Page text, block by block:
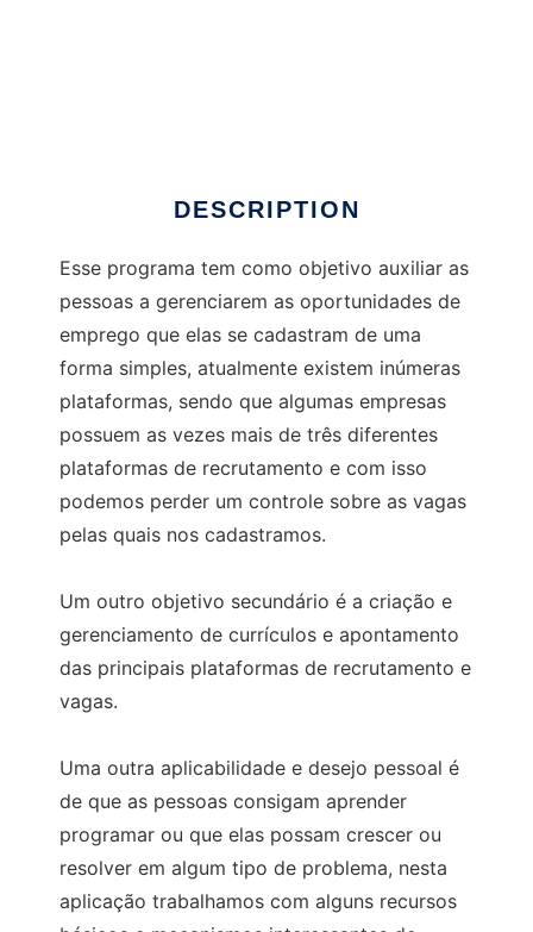
DESCRIPTION
Esse programa tem como objetivo auxiliar as
pessoas a gerenciarem as oportunidades de
emprego que elas se cadastram de uma
forma simples, atualmente existem inúmeras
plataformas, sendo que algumas empresas
possuem as vezes mais de três diferentes
plataformas de recrutamento e com isso
podemos perder um controle sobre as vagas
pelas quais nos cadastramos.
Um outro objetivo secundário é a criação e
gerenciamento de currículos e apontamento
das principais plataformas de recrutamento e
vagas.
Uma outra aplicabilidade e desejo pessoal é
de que as pessoas consigam aprender
programar ou que elas possam crescer ou
resolver em algum tipo de problema, nesta
aplicação trabalhamos com alguns recursos